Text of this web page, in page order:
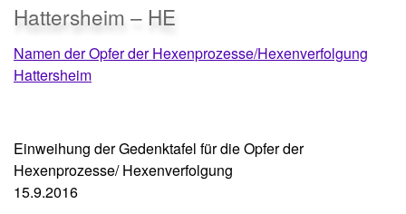
Hattersheim – HE
Namen der Opfer der Hexenprozesse/Hexenverfolgung
Hattersheim
Einweihung der Gedenktafel für die Opfer der
Hexenprozesse/ Hexenverfolgung
15.9.2016